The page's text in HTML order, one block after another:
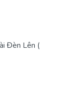
Đèn Lên (